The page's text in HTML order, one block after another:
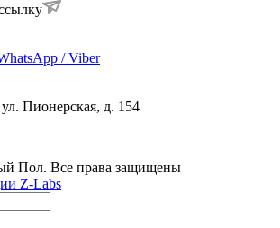
/ Viber
Пионерская, д. 154
Пол. Все права защищены
Z-Labs